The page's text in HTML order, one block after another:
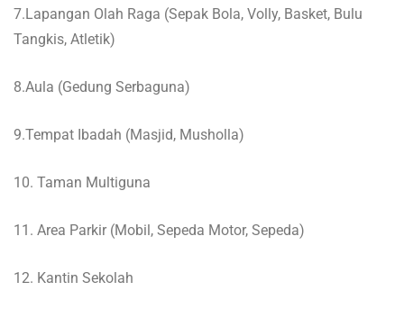
7.Lapangan Olah Raga (Sepak Bola, Volly, Basket, Bulu
Tangkis, Atletik)
8.Aula (Gedung Serbaguna)
9.Tempat Ibadah (Masjid, Musholla)
10. Taman Multiguna
11. Area Parkir (Mobil, Sepeda Motor, Sepeda)
12. Kantin Sekolah